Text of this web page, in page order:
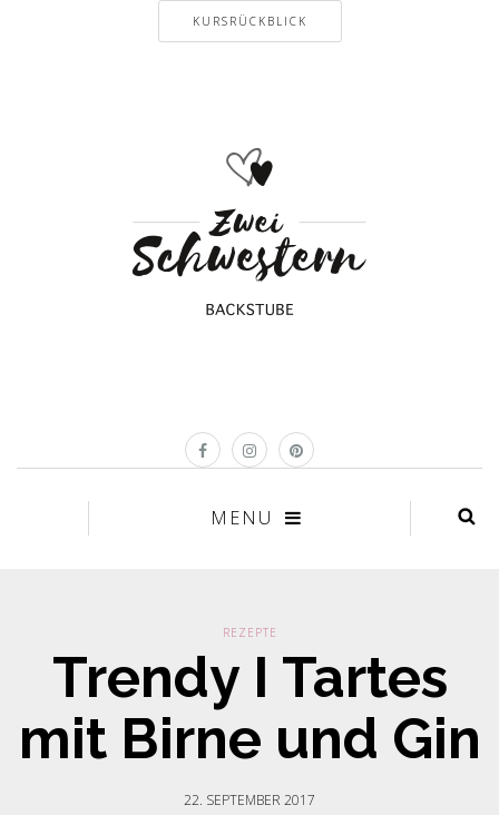
KURSRÜCKBLICK
MENU
REZEPTE
Trendy I Tartes
mit Birne und Gin
22. SEPTEMBER 2017